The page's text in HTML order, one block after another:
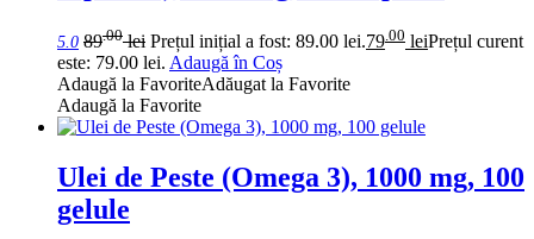
5.0 89.00 lei Prețul inițial a fost: 89.00 lei.79 .00 leiPrețul curent
este: 79.00 lei. Adaugă în Coș
Adaugă la FavoriteAdăugat la Favorite
Adaugă la Favorite
Ulei de Peste (Omega 3), 1000 mg, 100
gelule